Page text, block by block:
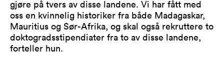
gjøre på tvers av disse landene. Vi har fått med
oss en kvinnelig historiker fra både Madagaskar,
Mauritius og Sør-Afrika, og skal også rekruttere to
doktogradsstipendiater fra to av disse landene,
forteller hun.